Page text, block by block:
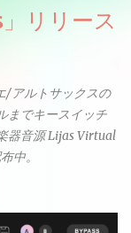
リリース
/アルトサックスの
までキースイッチ
器音源 Lijas Virtual
中。